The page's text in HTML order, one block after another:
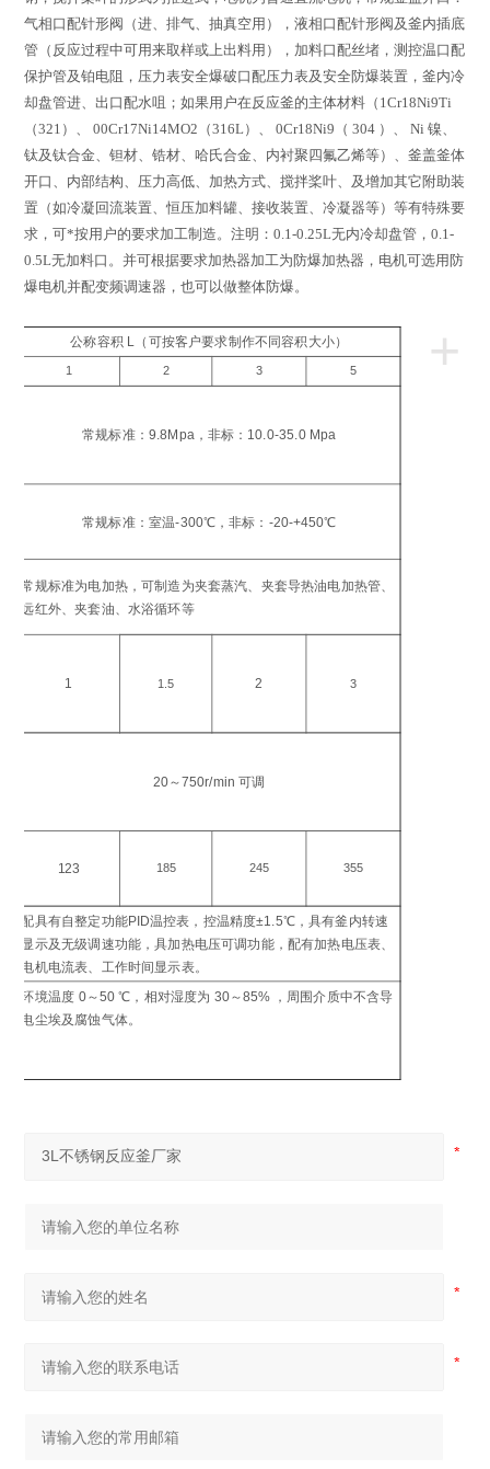
气相口配针形阀（进、排气、抽真空用），液相口配针形阀及釜内插底
管（反应过程中可用来取样或上出料用），加料口配丝堵，测控温口配
保护管及铂电阻，压力表安全爆破口配压力表及安全防爆装置，釜内冷
却盘管进、出口配水咀；如果用户在反应釜的主体材料（ 1Cr18Ni9Ti
（321 ）、 00Cr17Ni14MO2 （316L ）、 0Cr18Ni9 （ 304 ）、 Ni镍、
钛及钛合金、钽材、锆材、哈氏合金、内衬聚四氟乙烯等）、釜盖釜体
开口、内部结构、压力高低、加热方式、搅拌桨叶、及增加其它附助装
置（如冷凝回流装置、恒压加料罐、接收装置、冷凝器等）等有特殊要
求，可*按用户的要求加工制造。注明：0.1-0.25L无内冷却盘管，0.1-
0.5L无加料口。并可根据要求加热器加工为防爆加热器，电机可选用防
爆电机并配变频调速器，也可以做整体防爆。
+
公称容积 L（可按客户要求制作不同容积大小）
1 2 3 5
常规标准：9.8Mpa，非标：10.0-35.0 Mpa
常规标准：室温-300℃，非标：-20-+450℃
常规标准为电加热，可制造为夹套蒸汽、夹套导热油电加热管、
远红外、夹套油、水浴循环等
1 1.5 2 3
20～750r/min 可调
123 185 245 355
配具有自整定功能PID温控表，控温精度±1.5℃，具有釜内转速
显示及无级调速功能，具加热电压可调功能，配有加热电压表、
电机电流表、工作时间显示表。
环境温度 0～50 ℃，相对湿度为 30～85% ，周围介质中不含导
电尘埃及腐蚀气体。